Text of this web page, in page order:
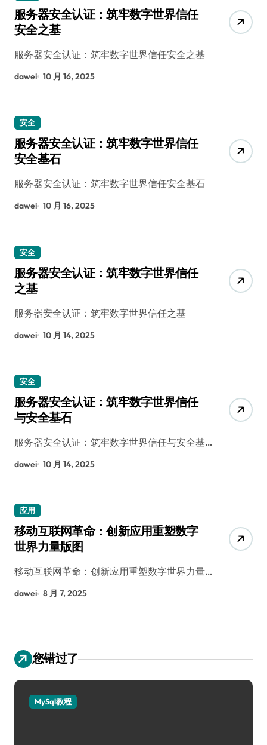
服务器安全认证：筑牢数字世界信任
安全之基
服务器安全认证：筑牢数字世界信任安全之基
dawei 10 月 16, 2025
安全
服务器安全认证：筑牢数字世界信任
安全基石
服务器安全认证：筑牢数字世界信任安全基石
dawei 10 月 16, 2025
安全
服务器安全认证：筑牢数字世界信任
之基
服务器安全认证：筑牢数字世界信任之基
dawei 10 月 14, 2025
安全
服务器安全认证：筑牢数字世界信任
与安全基石
服务器安全认证：筑牢数字世界信任与安全基…
dawei 10 月 14, 2025
应用
移动互联网革命：创新应用重塑数字
世界力量版图
移动互联网革命：创新应用重塑数字世界力量…
dawei 8 月 7, 2025
您错过了
MySql教程